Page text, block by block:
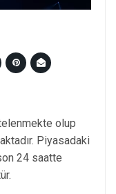
olup
Piyasadaki
24 saatte